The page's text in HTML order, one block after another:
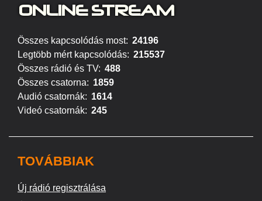
ONLINE STREAM
Összes kapcsolódás most: 24196
Legtöbb mért kapcsolódás: 215537
Összes rádió és TV: 488
Összes csatorna: 1859
Audió csatornák: 1614
Videó csatornák: 245
TOVÁBBIAK
Új rádió regisztrálása